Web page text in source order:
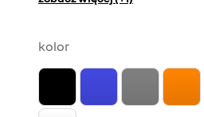
kolor